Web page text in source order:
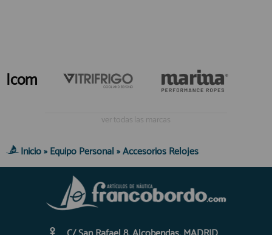
Icom
ver todas las marcas
Inicio»Equipo Personal»Accesorios Relojes